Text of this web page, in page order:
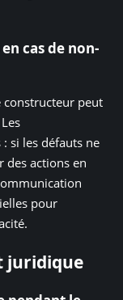
cas de non-
constructeur peut
si les défauts ne
des actions en
pour
juridique